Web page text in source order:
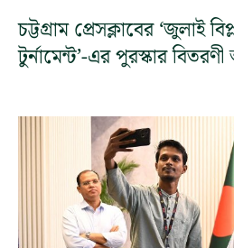
চট্টগ্রাম প্রেসক্লাবের ‘জুলাই
টুর্নামেন্ট’-এর পুরস্কার